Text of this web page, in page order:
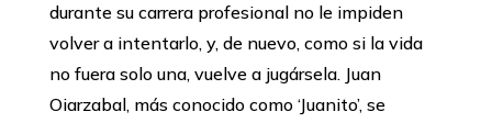
durante su carrera profesional no le impiden
volver a intentarlo, y, de nuevo, como si la vida
no fuera solo una, vuelve a jugársela. Juan
Oiarzabal, más conocido como ‘Juanito’, se